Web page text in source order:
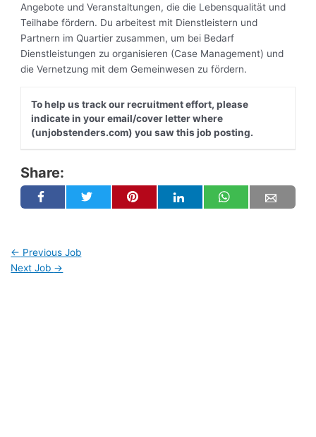
Angebote und Veranstaltungen, die die Lebensqualität und
Teilhabe fördern. Du arbeitest mit Dienstleistern und
Partnern im Quartier zusammen, um bei Bedarf
Dienstleistungen zu organisieren (Case Management) und
die Vernetzung mit dem Gemeinwesen zu fördern.
To help us track our recruitment effort, please
indicate in your email/cover letter where
(unjobstenders.com) you saw this job posting.
Share:
← Previous Job
Next Job →